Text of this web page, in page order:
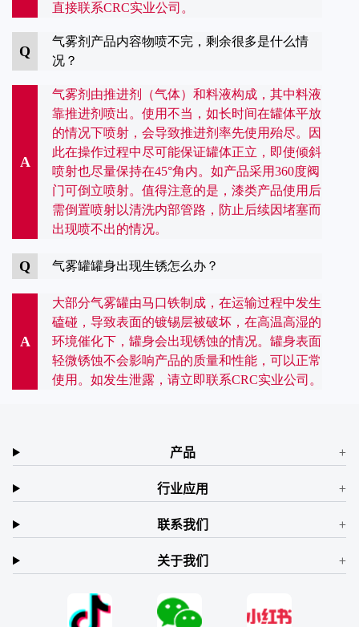
直接联系CRC实业公司。
Q
气雾剂产品内容物喷不完，剩余很多是什么情
况？
A
气雾剂由推进剂（气体）和料液构成，其中料液
靠推进剂喷出。使用不当，如长时间在罐体平放
的情况下喷射，会导致推进剂率先使用殆尽。因
此在操作过程中尽可能保证罐体正立，即使倾斜
喷射也尽量保持在45°角内。如产品采用360度阀
门可倒立喷射。值得注意的是，漆类产品使用后
需倒置喷射以清洗内部管路，防止后续因堵塞而
出现喷不出的情况。
Q 气雾罐罐身出现生锈怎么办？
A
大部分气雾罐由马口铁制成，在运输过程中发生
磕碰，导致表面的镀锡层被破坏，在高温高湿的
环境催化下，罐身会出现锈蚀的情况。罐身表面
轻微锈蚀不会影响产品的质量和性能，可以正常
使用。如发生泄露，请立即联系CRC实业公司。
产品
行业应用
联系我们
关于我们